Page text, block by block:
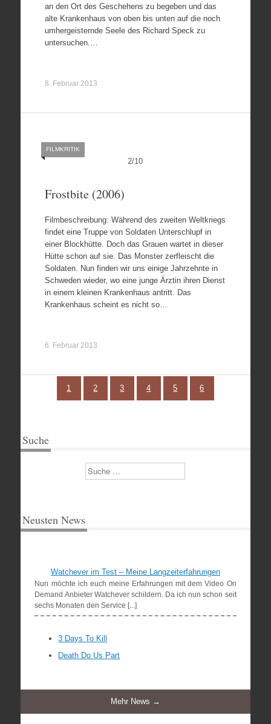
an den Ort des Geschehens zu begeben und das
alte Krankenhaus von oben bis unten auf die noch
umhergeisternde Seele des Richard Speck zu
untersuchen.…
8. Februar 2013
2/10
FILMKRITIK
Frostbite (2006)
Filmbeschreibung: Während des zweiten Weltkriegs
findet eine Truppe von Soldaten Unterschlupf in
einer Blockhütte. Doch das Grauen wartet in dieser
Hütte schon auf sie. Das Monster zerfleischt die
Soldaten. Nun finden wir uns einige Jahrzehnte in
Schweden wieder, wo eine junge Ärztin ihren Dienst
in einem kleinen Krankenhaus antritt. Das
Krankenhaus scheint es nicht so…
6. Februar 2013
1 2 3 4 5 6
Suche
Suchen
Neusten News
Watchever im Test – Meine Langzeiterfahrungen
Nun möchte ich euch meine Erfahrungen mit dem Video On
Demand Anbieter Watchever schildern. Da ich nun schon seit
sechs Monaten den Service [...]
3 Days To Kill
Death Do Us Part
Mehr News →